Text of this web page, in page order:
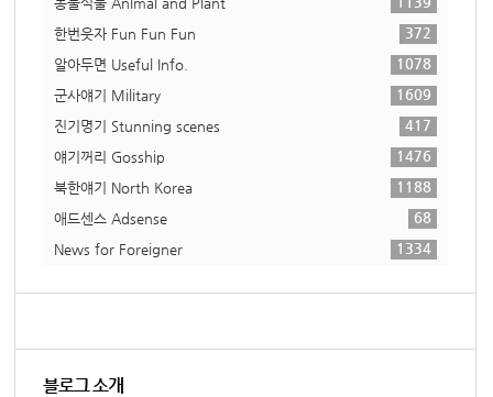
한번웃자 Fun Fun Fun
372
알아두면 Useful Info.
1078
군사얘기 Military
1609
진기명기 Stunning scenes
417
얘기꺼리 Gosship
1476
북한얘기 North Korea
1188
애드센스 Adsense
68
News for Foreigner
1334
블로그 소개